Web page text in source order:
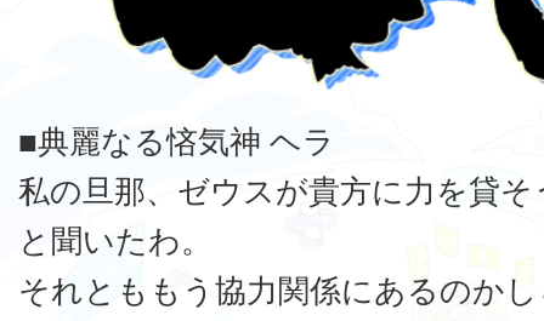
■典麗なる悋気神 ヘラ
私の旦那、ゼウスが貴方に力を貸
と聞いたわ。
それとももう協力関係にあるのか